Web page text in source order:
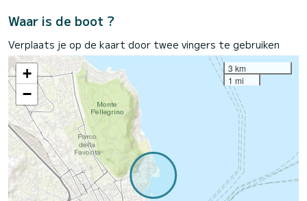
Waar is de boot ?
Verplaats je op de kaart door twee vingers te gebruiken
+
−
3 km
1 mi